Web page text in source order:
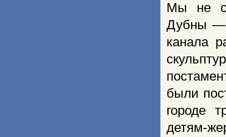
Мы не
Дубны —
канала
были
городе
детям-